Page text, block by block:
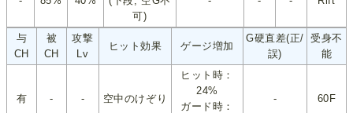
可)
与
CH
被
CH
攻撃
Lv
ヒット効果 ゲージ増加
G硬直差(正/
誤)
受身不
能
有 - - 空中のけぞり
ヒット時：
24%
ガード時：
- 60F